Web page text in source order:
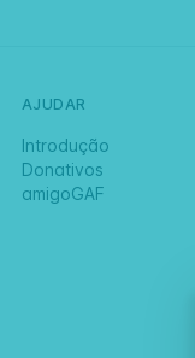
AJUDAR
Introdução
Donativos
amigoGAF